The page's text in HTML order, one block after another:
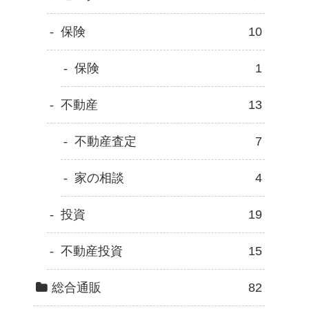
保険 10
保険 1
不動産 13
不動産査定 7
家の相談 4
投資 19
不動産投資 15
総合通販 82